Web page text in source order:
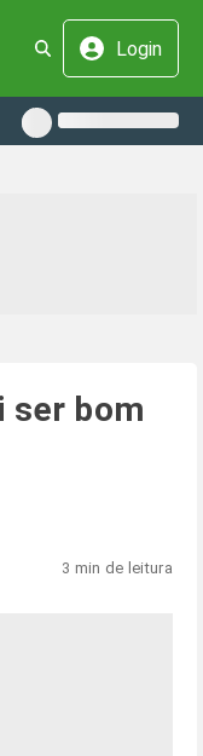
Login
ser bom
3 min de leitura